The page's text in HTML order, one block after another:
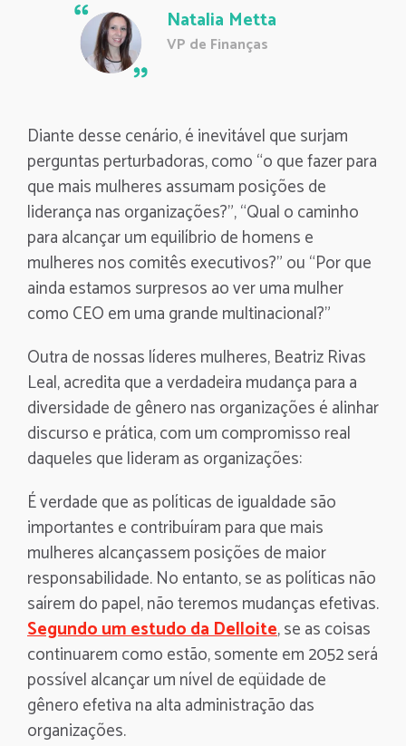
Natalia Metta
VP de Finanças
Diante desse cenário, é inevitável que surjam
perguntas perturbadoras, como “o que fazer para
que mais mulheres assumam posições de
liderança nas organizações?”, “Qual o caminho
para alcançar um equilíbrio de homens e
mulheres nos comitês executivos?” ou “Por que
ainda estamos surpresos ao ver uma mulher
como CEO em uma grande multinacional?”
Outra de nossas líderes mulheres, Beatriz Rivas
Leal, acredita que a verdadeira mudança para a
diversidade de gênero nas organizações é alinhar
discurso e prática, com um compromisso real
daqueles que lideram as organizações:
É verdade que as políticas de igualdade são
importantes e contribuíram para que mais
mulheres alcançassem posições de maior
responsabilidade. No entanto, se as políticas não
saírem do papel, não teremos mudanças efetivas.
Segundo um estudo da Delloite, se as coisas
continuarem como estão, somente em 2052 será
possível alcançar um nível de eqüidade de
gênero efetiva na alta administração das
organizações.